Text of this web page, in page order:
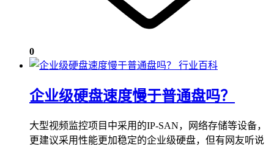
0
行业百科
企业级硬盘速度慢于普通盘吗？
大型视频监控项目中采用的IP-SAN，网络存储等设备，
更建议采用性能更加稳定的企业级硬盘，但有网友听说